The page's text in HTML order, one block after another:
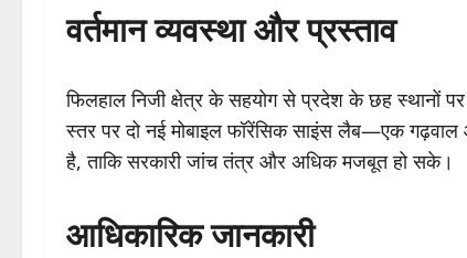
वर्तमान व्यवस्था और प्रस्ताव
फिलहाल निजी क्षेत्र के सहयोग से प्रदेश के छह स्थानों
स्तर पर दो नई मोबाइल फॉरेंसिक साइंस लैब—एक
है, ताकि सरकारी जांच तंत्र और अधिक मजबूत हो सके।
आधिकारिक जानकारी